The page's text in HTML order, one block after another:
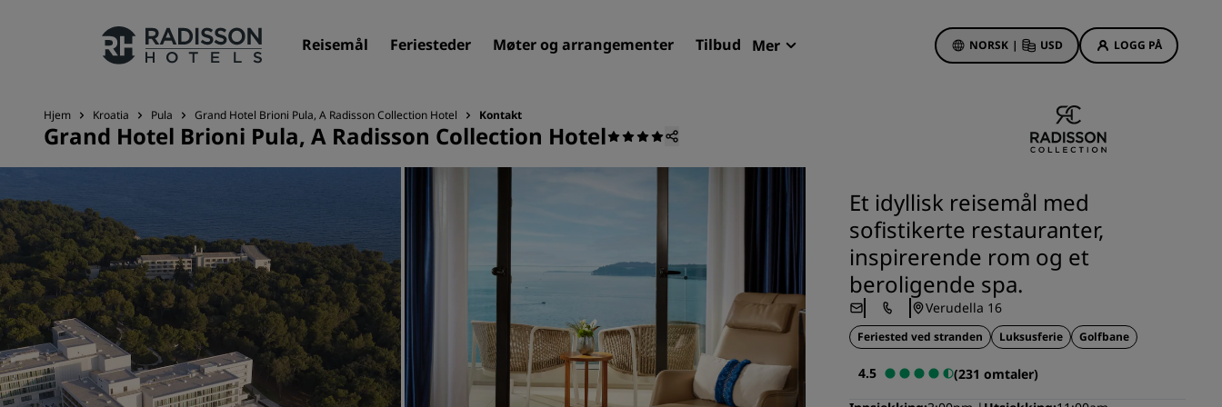
Reisemål Feriesteder Møter og arrangementer Tilbud Mer NORSK | USD LOGG PÅ
Merkevarene våre
Finn ditt hotell
Flyplasshoteller
Nye og kommende hoteller
Møter og arrangementer
Opplev Radisson Meetings
Hotelltilbud
Første gang er det ekstra
hyggelig
Deals of the Day
Bestill på forhånd
Se pakkene våre
Familievennlige hoteller
Hjem Kroatia Pula Grand Hotel Brioni Pula, A Radisson Collection Hotel Kontakt
Grand Hotel Brioni Pula, A Radisson Collection Hotel
Et idyllisk reisemål med
sofistikerte restauranter,
inspirerende rom og et
beroligende spa.
Verudella 16
Feriested ved stranden Luksusferie Golfbane
4.5
(231 omtaler)